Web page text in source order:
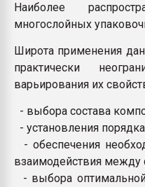
Наиболее
многослойных
Широта применения
практически
варьирования их
- выбора состава
- установления
- обеспечения
взаимодействия между
- выбора